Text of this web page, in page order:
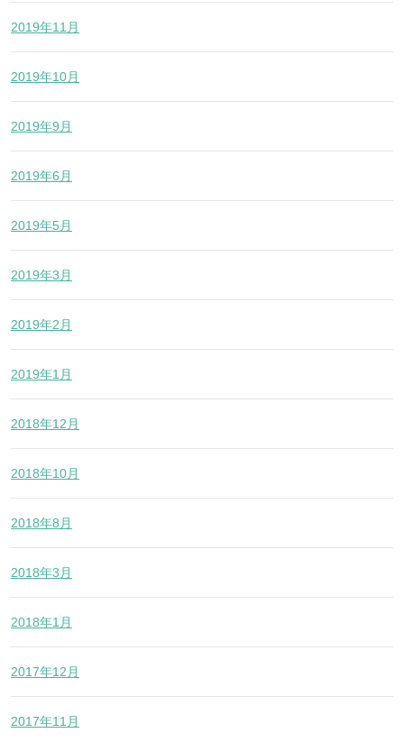
2019年11月
2019年10月
2019年9月
2019年6月
2019年5月
2019年3月
2019年2月
2019年1月
2018年12月
2018年10月
2018年8月
2018年3月
2018年1月
2017年12月
2017年11月